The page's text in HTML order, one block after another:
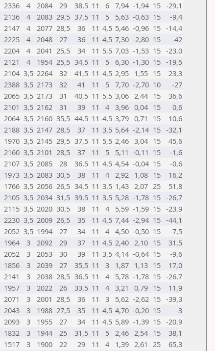
2336 4 2084 29 38,5 11 6 7,94 -1,94 15 -29,1
2136 4 2083 29,5 37,5 11 5 5,63 -0,63 15
-9,4
2147 4 2077 28,5 36 11 4,5 5,46 -0,96 15 -14,4
2225 4 2048 27 36 11 4,5 7,30 -2,80 15
-42
2204 4 2041 25,5 34 11 5,5 7,03 -1,53 15 -23,0
2121 4 1954 25,5 34,5 11 5 6,30 -1,30 15 -19,5
2104 3,5 2264 32 41,5 11 4,5 2,95 1,55 15
23,3
2388 3,5 2173 32 41 11 5 7,70 -2,70 10
-27
2065 3,5 2173 31 40,5 11 5,5 3,06 2,44 15
36,6
2101 3,5 2162 31 39 11 4 3,96 0,04 15
0,6
2064 3,5 2160 35,5 44,5 11 4,5 3,79 0,71 15
10,6
2188 3,5 2147 28,5 37 11 3,5 5,64 -2,14 15 -32,1
1970 3,5 2145 29,5 37,5 11 5,5 2,46 3,04 15
45,6
2160 3,5 2101 28,5 37 11 5 5,11 -0,11 15
-1,6
2107 3,5 2085 28 36,5 11 4,5 4,54 -0,04 15
-0,6
1973 3,5 2083 30,5 38 11 4 2,92 1,08 15
16,2
1766 3,5 2056 26,5 34,5 11 3,5 1,43 2,07 25
51,8
2105 3,5 2034 31,5 39,5 11 3,5 5,28 -1,78 15 -26,7
2115 3,5 2020 30,5 38 11 4 5,59 -1,59 15 -23,9
2230 3,5 2009 26,5 35 11 4,5 7,44 -2,94 15 -44,1
2052 3,5 1994 27 34 11 4 4,50 -0,50 15
-7,5
1964 3 2092 29 37 11 4,5 2,40 2,10 15
31,5
2052 3 2053 30 39 11 3,5 4,14 -0,64 15
-9,6
1856 3 2039 27 35,5 11 3 1,87 1,13 15
17,0
2141 3 2038 28,5 36,5 11 4 5,78 -1,78 15 -26,7
1957 3 2022 26 33,5 11 4 3,21 0,79 15
11,9
2071 3 2001 28,5 36 11 3 5,62 -2,62 15 -39,3
2043 3 1988 27,5 35 11 4,5 4,70 -0,20 15
-3
2093 3 1955 27 34 11 4,5 5,89 -1,39 15 -20,9
1832 3 1944 25 31,5 11 5 2,46 2,54 15
38,1
1517 3 1900 22 29 11 4 1,39 2,61 25
65,3